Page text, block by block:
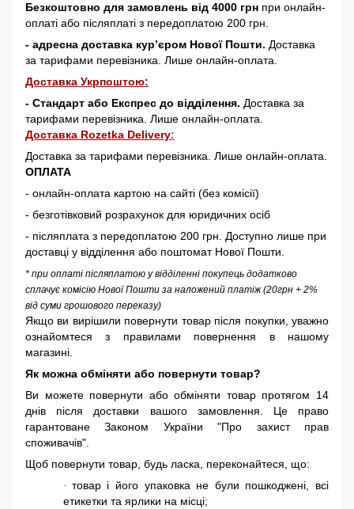
Безкоштовно для замовлень від 4000 грн при онлайн-
оплаті або післяплаті з передоплатою 200 грн.
- адресна доставка кур’єром Нової Пошти. Доставка
за тарифами перевізника. Лише онлайн-оплата.
Доставка Укрпоштою:
- Стандарт або Експрес до відділення. Доставка за
тарифами перевізника. Лише онлайн-оплата.
Доставка Rozetka Delivery:
Доставка за тарифами перевізника. Лише онлайн-оплата.
ОПЛАТА
- онлайн-оплата картою на сайті (без комісії)
- безготівковий розрахунок для юридичних осіб
- післяплата з передоплатою 200 грн. Доступно лише при
доставці у відділення або поштомат Нової Пошти.
* при оплаті післяплатою у відділенні покупець додатково
сплачує комісію Нової Пошти за наложений платіж (20грн + 2%
від суми грошового переказу)
Якщо ви вирішили повернути товар після покупки, уважно
ознайомтеся з правилами повернення в нашому
магазині.
Як можна обміняти або повернути товар?
Ви можете повернути або обміняти товар протягом 14
днів після доставки вашого замовлення. Це право
гарантованеЗаконом України "Про захист прав
споживачів".
Щоб повернути товар, будь ласка, переконайтеся, що:
· товар і його упаковка не були пошкоджені, всі
етикетки та ярлики на місці;